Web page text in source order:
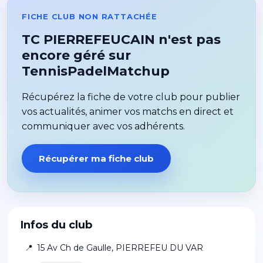
Infos du club
📍 15 Av Ch de Gaulle, PIERREFEU DU VAR
FICHE CLUB NON RATTACHÉE
TC PIERREFEUCAIN n'est pas
encore géré sur
TennisPadelMatchup
Récupérez la fiche de votre club pour publier
vos actualités, animer vos matchs en direct et
communiquer avec vos adhérents.
Récupérer ma fiche club